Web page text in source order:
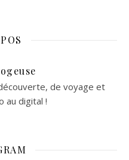
de voyage et
au digital !